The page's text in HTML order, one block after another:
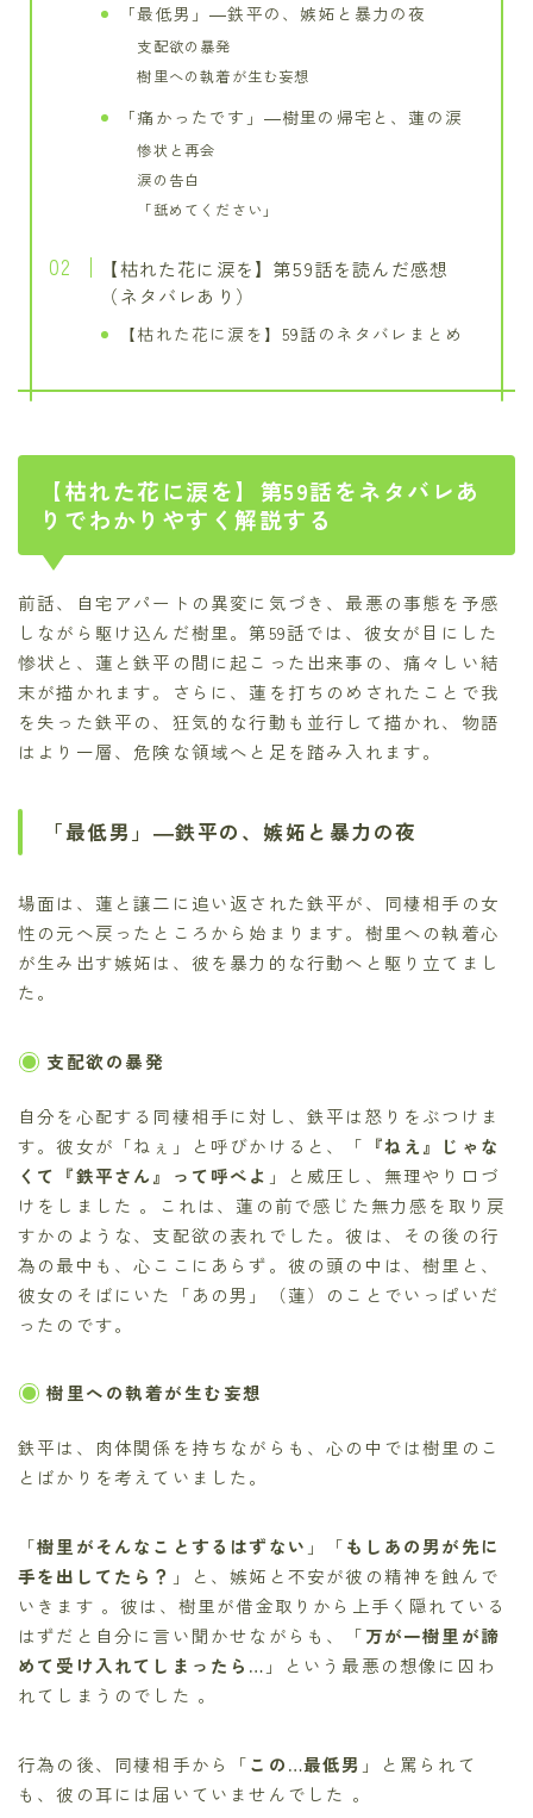
「最低男」―鉄平の、嫉妬と暴力の夜
支配欲の暴発
樹里への執着が生む妄想
「痛かったです」―樹里の帰宅と、蓮の涙
惨状と再会
涙の告白
「舐めてください」
【枯れた花に涙を】第59話を読んだ感想
（ネタバレあり）
【枯れた花に涙を】59話のネタバレまとめ
【枯れた花に涙を】第59話をネタバレあ
りでわかりやすく解説する
前話、自宅アパートの異変に気づき、最悪の事態を予感
しながら駆け込んだ樹里。第59話では、彼女が目にした
惨状と、蓮と鉄平の間に起こった出来事の、痛々しい結
末が描かれます。さらに、蓮を打ちのめされたことで我
を失った鉄平の、狂気的な行動も並行して描かれ、物語
はより一層、危険な領域へと足を踏み入れます。
「最低男」―鉄平の、嫉妬と暴力の夜
場面は、蓮と譲二に追い返された鉄平が、同棲相手の女
性の元へ戻ったところから始まります。樹里への執着心
が生み出す嫉妬は、彼を暴力的な行動へと駆り立てまし
た。
支配欲の暴発
自分を心配する同棲相手に対し、鉄平は怒りをぶつけま
す。彼女が「ねぇ」と呼びかけると、「 『ねえ』じゃな
くて『鉄平さん』って呼べよ 」と威圧し、無理やり口づ
けをしました 。これは、蓮の前で感じた無力感を取り戻
すかのような、支配欲の表れでした。彼は、その後の行
為の最中も、心ここにあらず。彼の頭の中は、樹里と、
彼女のそばにいた「あの男」（蓮）のことでいっぱいだ
ったのです。
樹里への執着が生む妄想
鉄平は、肉体関係を持ちながらも、心の中では樹里のこ
とばかりを考えていました。
「樹里がそんなことするはずない 」「もしあの男が先に
手を出してたら？ 」と、嫉妬と不安が彼の精神を蝕んで
いきます 。彼は、樹里が借金取りから上手く隠れている
はずだと自分に言い聞かせながらも、「万が一樹里が諦
めて受け入れてしまったら… 」という最悪の想像に囚わ
れてしまうのでした 。
行為の後、同棲相手から「この…最低男 」と罵られて
も、彼の耳には届いていませんでした 。